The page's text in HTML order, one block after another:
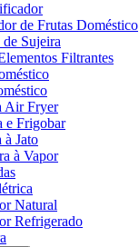
de Frutas Doméstico
Sujeira
Filtrantes
Air Fryer
e Frigobar
à Jato
à Vapor
Natural
Refrigerado